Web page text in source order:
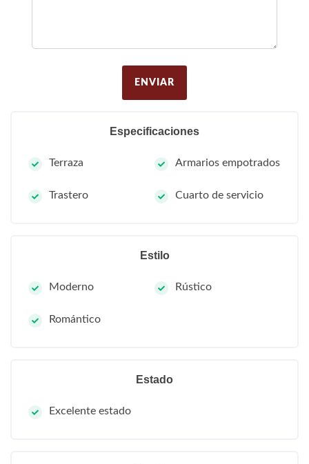
ENVIAR
Especificaciones
Terraza Armarios empotrados
Trastero Cuarto de servicio
Estilo
Moderno Rústico
Romántico
Estado
Excelente estado